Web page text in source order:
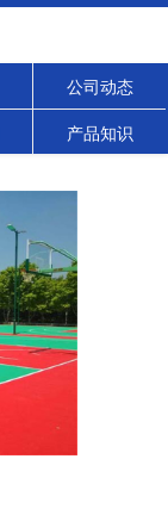
公司动态
产品知识